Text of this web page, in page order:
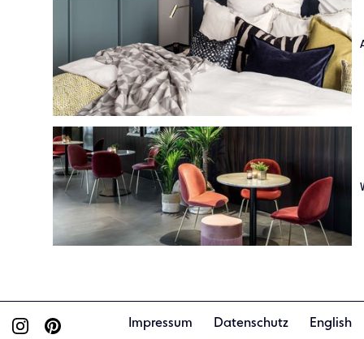
Impressum Datenschutz English